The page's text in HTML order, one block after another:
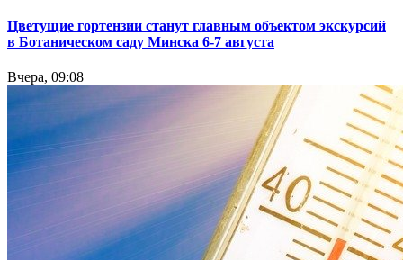
Цветущие гортензии станут главным объектом экскурсий
в Ботаническом саду Минска 6-7 августа
Вчера, 09:08